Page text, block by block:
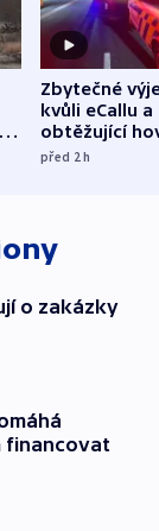
Zbytečné
kvůli eCallu a
obtěžující
zdržují
před 2h
o zakázky
financovat